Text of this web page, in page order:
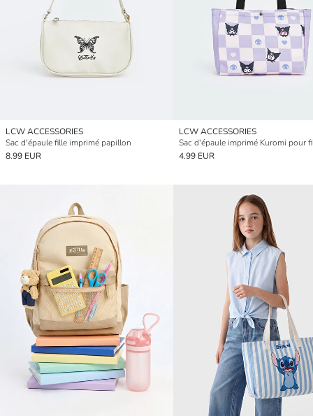
LCW ACCESSORIES
Sac d'épaule fille imprimé papillon
8.99 EUR
LCW ACCESSORIES
Sac d'épaule imprimé Kuromi pour
4.99 EUR